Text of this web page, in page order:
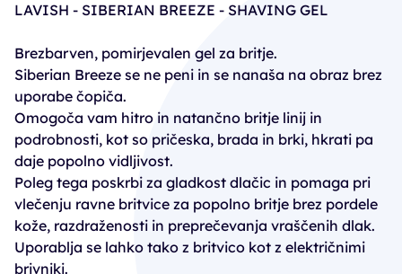
LAVISH - SIBERIAN BREEZE - SHAVING GEL
Brezbarven, pomirjevalen gel za britje.
Siberian Breeze se ne peni in se nanaša na obraz brez
uporabe čopiča.
Omogoča vam hitro in natančno britje linij in
podrobnosti, kot so pričeska, brada in brki, hkrati pa
daje popolno vidljivost.
Poleg tega poskrbi za gladkost dlačic in pomaga pri
vlečenju ravne britvice za popolno britje brez pordele
kože, razdraženosti in preprečevanja vraščenih dlak.
Uporablja se lahko tako z britvico kot z električnimi
brivniki.